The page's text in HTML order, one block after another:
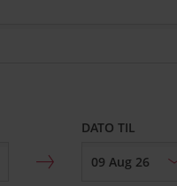
DATO TIL